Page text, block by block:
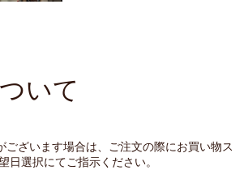
いて
ざいます場合は、ご注文の際にお買い物ス
日選択にてご指示ください。